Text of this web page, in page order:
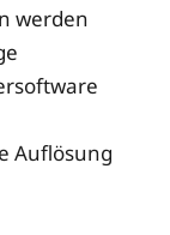
werden
Auflösung